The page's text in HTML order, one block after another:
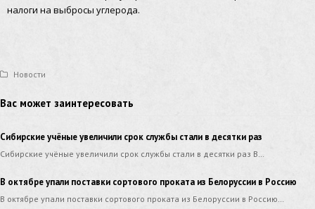
налоги на выбросы углерода.
Новости
Вас может заинтересовать
Сибирские учёные увеличили срок службы стали в десятки раз
Сибирские учёные увеличили срок службы стали в десятки раз В…
В октябре упали поставки сортового проката из Белоруссии в Россию
В октябре упали поставки сортового проката из Белоруссии в Россию…